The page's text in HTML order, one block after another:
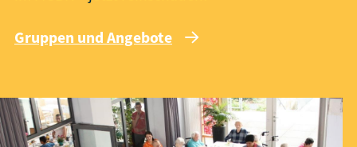
Gruppen und Angebote